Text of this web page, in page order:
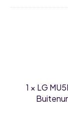
1 × LG